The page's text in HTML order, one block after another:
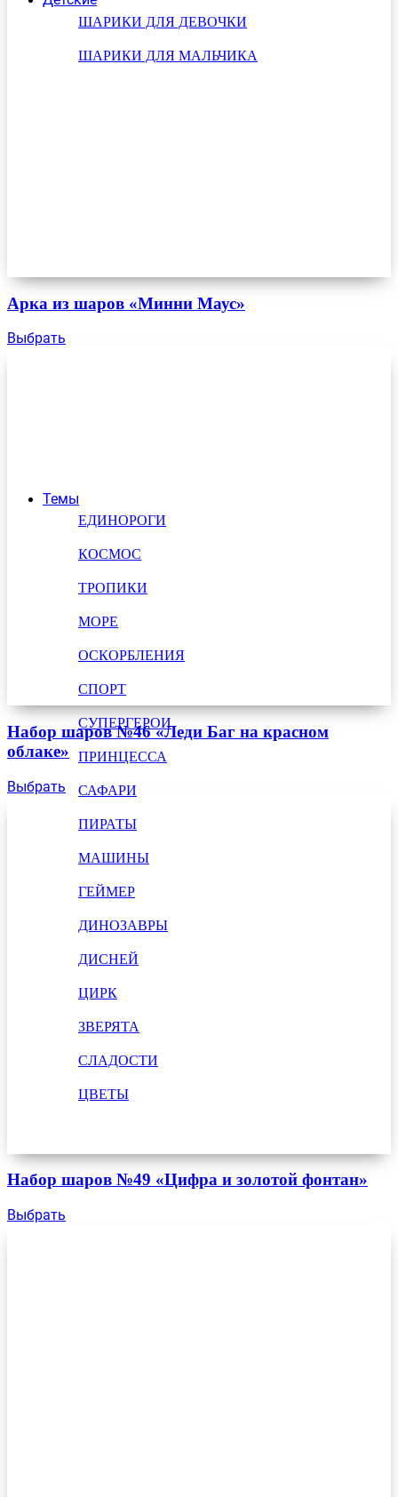
ШАРИКИ ДЛЯ ДЕВОЧКИ
ШАРИКИ ДЛЯ МАЛЬЧИКА
Темы
ЕДИНОРОГИ
КОСМОС
ТРОПИКИ
МОРЕ
ОСКОРБЛЕНИЯ
СПОРТ
СУПЕРГЕРОИ
ПРИНЦЕССА
САФАРИ
ПИРАТЫ
МАШИНЫ
ГЕЙМЕР
ДИНОЗАВРЫ
ДИСНЕЙ
ЦИРК
ЗВЕРЯТА
СЛАДОСТИ
ЦВЕТЫ
Арка из шаров «Минни Маус»
Выбрать
Набор шаров №46 «Леди Баг на красном
облаке»
Выбрать
Набор шаров №49 «Цифра и золотой фонтан»
Выбрать